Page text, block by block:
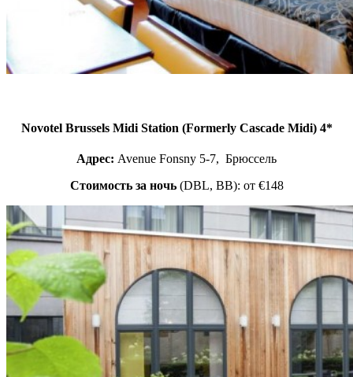
Novotel Brussels Midi Station (Formerly Cascade Midi) 4*
Адрес: Avenue Fonsny 5-7, Брюссель
Стоимость за ночь(DBL, BB): от €148